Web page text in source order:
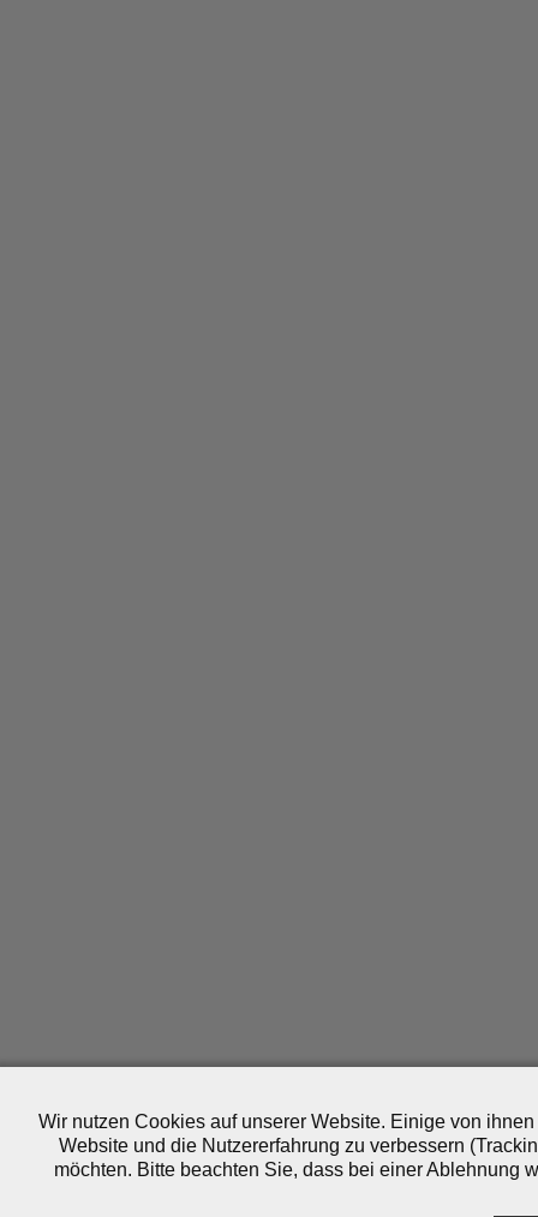
Wir nutzen Cookies auf unserer Website. Einige von
Website und die Nutzererfahrung zu verbessern
möchten. Bitte beachten Sie, dass bei einer Ablehnung